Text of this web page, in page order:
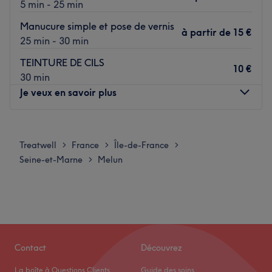
5 min - 25 min
Manucure simple et pose de vernis
25 min - 30 min
à partir de 15 €
TEINTURE DE CILS
30 min
10 €
Je veux en savoir plus
Mardi
Mercredi
Situé à Melun, Bollywood institut de beauté est un bar à
Treatwell > France > Île-de-France >
Seine-et-Marne > Melun
Contact
La boîte à Questions Clients
Découvrez
Guide des soins